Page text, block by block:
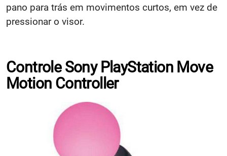
pano para trás em movimentos curtos, em vez de
pressionar o visor.
Controle Sony PlayStation Move
Motion Controller